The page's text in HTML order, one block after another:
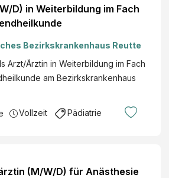
D) in Weiterbildung im Fach
Bezirkskrankenhaus Reutte
Arzt/Ärztin in Weiterbildung im Fach
am Bezirkskrankenhaus
Vollzeit Pädiatrie
(M/W/D) für Anästhesie